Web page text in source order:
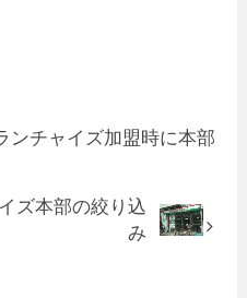
チャイズ加盟時に本部
ズ本部の絞り込
み